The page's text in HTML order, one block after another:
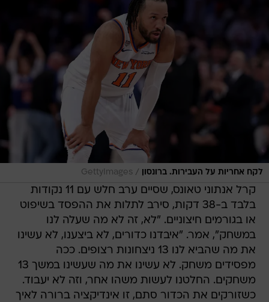
לקח אחריות על העבירות. ברונסון /
GettyImages
קרל אנתוני טאונס, שסיים ערב חלש עם 11 נקודות
בלבד ב-38 דקות, סירב לתלות את ההפסד בשיפוט
או בגורמים חיצוניים. "לא, זה לא מה שעלה לנו
במשחק", אמר. "איבדנו כדורים, לא ביצענו, לא עשינו
את מה שהביא לנו 13 ניצחונות רצופים. ככה
מפסידים משחק. לא עשינו את מה שעשינו במשך 13
משחקים. החלטנו לעשות משהו אחר, וזה לא יעבוד.
כשזורקים את הכדור סתם, זו אינדיקציה ברורה לאיך